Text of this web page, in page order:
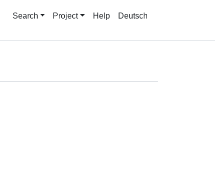
Search Project Help Deutsch